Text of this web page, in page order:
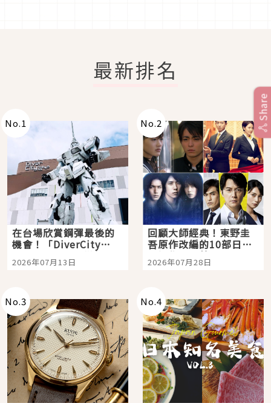
最新排名
No.1
在台場欣賞鋼彈最後的
機會！「DiverCity
Tokyo Plaza」搭船、
購物、美食及夜景，一
2026年07月13日
No.2
回顧大師經典！東野圭
吾原作改編的10部日本
影視作品推薦
2026年07月28日
No.3 No.4
Share